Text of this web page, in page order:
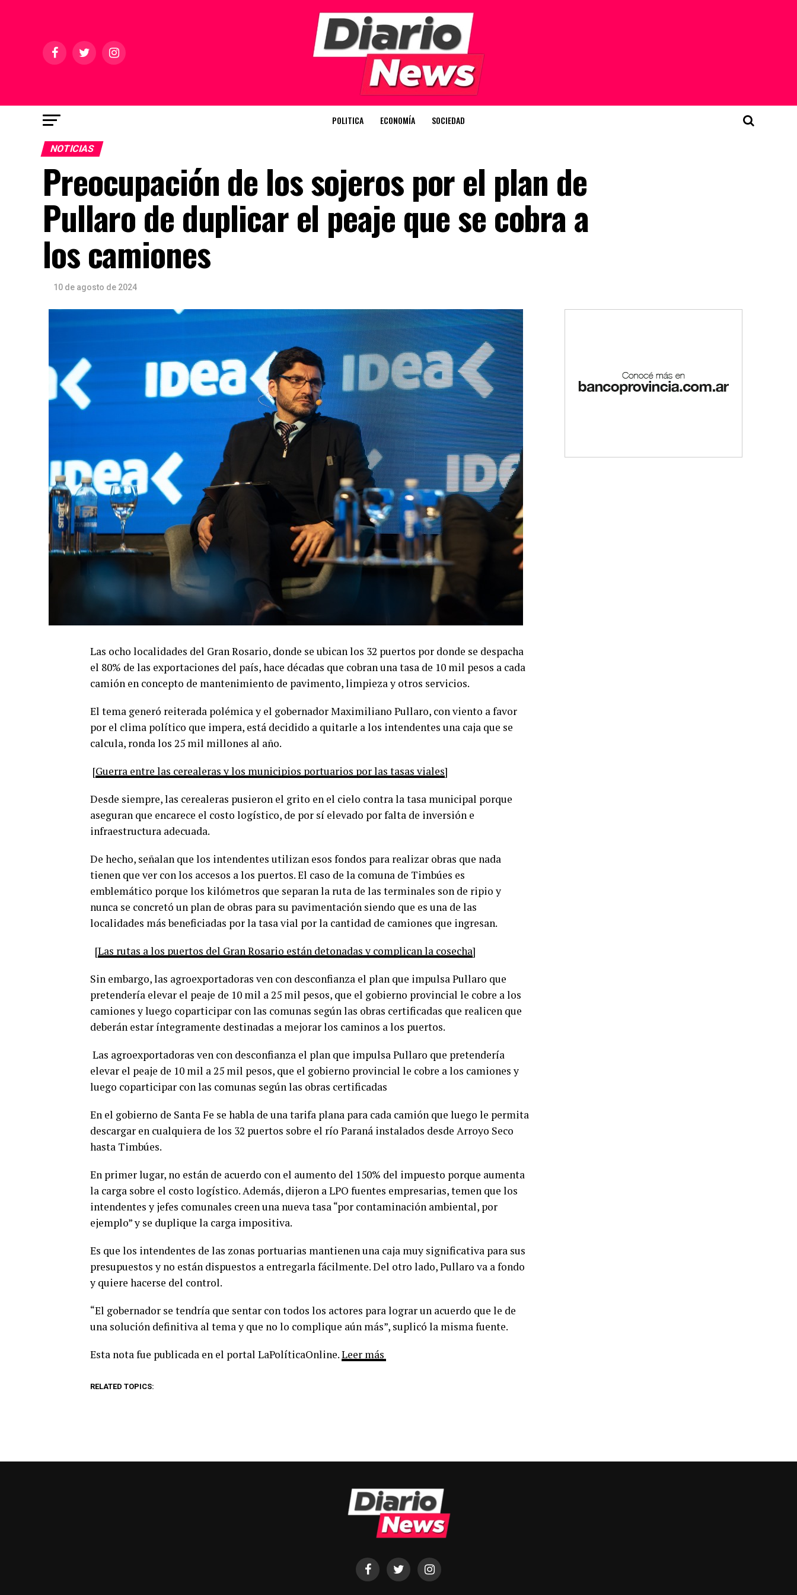
POLITICA ECONOMÍA SOCIEDAD
NOTICIAS
Preocupación de los sojeros por el plan de
Pullaro de duplicar el peaje que se cobra a
los camiones
10 de agosto de 2024
Las ocho localidades del Gran Rosario, donde se ubican los 32 puertos por donde se despacha
el 80% de las exportaciones del país, hace décadas que cobran una tasa de 10 mil pesos a cada
camión en concepto de mantenimiento de pavimento, limpieza y otros servicios.
El tema generó reiterada polémica y el gobernador Maximiliano Pullaro, con viento a favor
por el clima político que impera, está decidido a quitarle a los intendentes una caja que se
calcula, ronda los 25 mil millones al año.
[Guerra entre las cerealeras y los municipios portuarios por las tasas viales]
Desde siempre, las cerealeras pusieron el grito en el cielo contra la tasa municipal porque
aseguran que encarece el costo logístico, de por sí elevado por falta de inversión e
infraestructura adecuada.
De hecho, señalan que los intendentes utilizan esos fondos para realizar obras que nada
tienen que ver con los accesos a los puertos. El caso de la comuna de Timbúes es
emblemático porque los kilómetros que separan la ruta de las terminales son de ripio y
nunca se concretó un plan de obras para su pavimentación siendo que es una de las
localidades más beneficiadas por la tasa vial por la cantidad de camiones que ingresan.
[Las rutas a los puertos del Gran Rosario están detonadas y complican la cosecha]
Sin embargo, las agroexportadoras ven con desconfianza el plan que impulsa Pullaro que
pretendería elevar el peaje de 10 mil a 25 mil pesos, que el gobierno provincial le cobre a los
camiones y luego coparticipar con las comunas según las obras certificadas que realicen que
deberán estar íntegramente destinadas a mejorar los caminos a los puertos.
Las agroexportadoras ven con desconfianza el plan que impulsa Pullaro que pretendería
elevar el peaje de 10 mil a 25 mil pesos, que el gobierno provincial le cobre a los camiones y
luego coparticipar con las comunas según las obras certificadas
En el gobierno de Santa Fe se habla de una tarifa plana para cada camión que luego le permita
descargar en cualquiera de los 32 puertos sobre el río Paraná instalados desde Arroyo Seco
hasta Timbúes.
En primer lugar, no están de acuerdo con el aumento del 150% del impuesto porque aumenta
la carga sobre el costo logístico. Además, dijeron a LPO fuentes empresarias, temen que los
intendentes y jefes comunales creen una nueva tasa “por contaminación ambiental, por
ejemplo” y se duplique la carga impositiva.
Es que los intendentes de las zonas portuarias mantienen una caja muy significativa para sus
presupuestos y no están dispuestos a entregarla fácilmente. Del otro lado, Pullaro va a fondo
y quiere hacerse del control.
“El gobernador se tendría que sentar con todos los actores para lograr un acuerdo que le de
una solución definitiva al tema y que no lo complique aún más”, suplicó la misma fuente.
Esta nota fue publicada en el portal LaPolíticaOnline.Leer más
RELATED TOPICS: